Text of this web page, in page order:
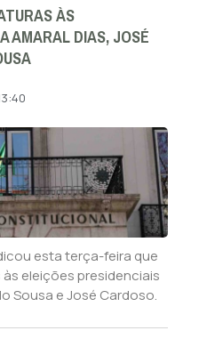
ÀS
AMARAL DIAS, JOSÉ
esta terça-feira que
eleições presidenciais
Sousa e José Cardoso.